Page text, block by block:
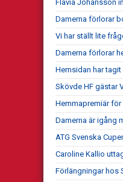
Flavia Johansson
Damerna förlorar
Vi har ställt lite
Damerna förlorar
Hemsidan har
Skövde HF gästar
Hemmapremiär för
Damerna är igång
ATG Svenska
Caroline Kallio
Förlängningar hos